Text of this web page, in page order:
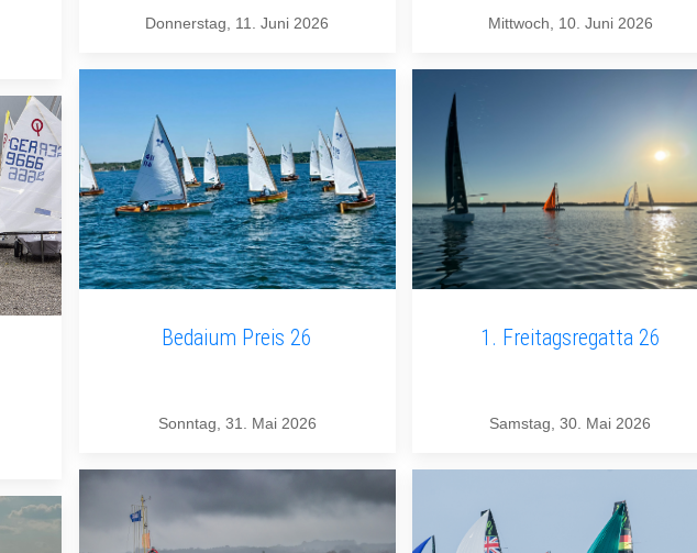
Donnerstag, 11. Juni 2026 Mittwoch, 10. Juni 2026
Bedaium Preis 26
Sonntag, 31. Mai 2026
1. Freitagsregatta 26
Samstag, 30. Mai 2026